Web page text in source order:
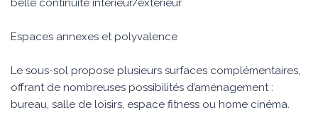
belle continuité intérieur/extérieur.
Espaces annexes et polyvalence
Le sous-sol propose plusieurs surfaces complémentaires,
offrant de nombreuses possibilités d’aménagement :
bureau, salle de loisirs, espace fitness ou home cinéma.